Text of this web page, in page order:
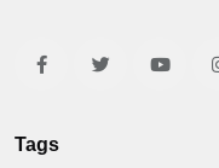
Tags